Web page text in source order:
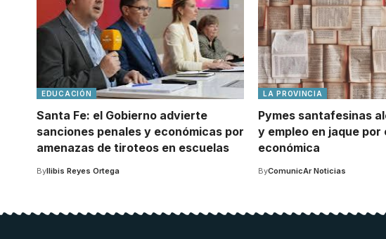
EDUCACIÓN
Santa Fe: el Gobierno advierte
sanciones penales y económicas por
amenazas de tiroteos en escuelas
ByIlibis Reyes Ortega
LA PROVINCIA
Pymes santafesinas
y empleo en jaque por
económica
ByComunicAr Noticias